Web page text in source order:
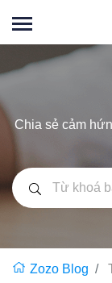
Chia sẻ cảm
Zozo Blog